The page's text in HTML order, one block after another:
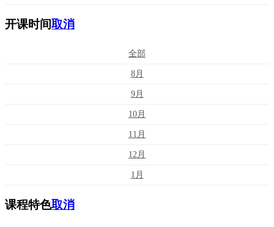
开课时间取消
全部
8月
9月
10月
11月
12月
1月
课程特色取消